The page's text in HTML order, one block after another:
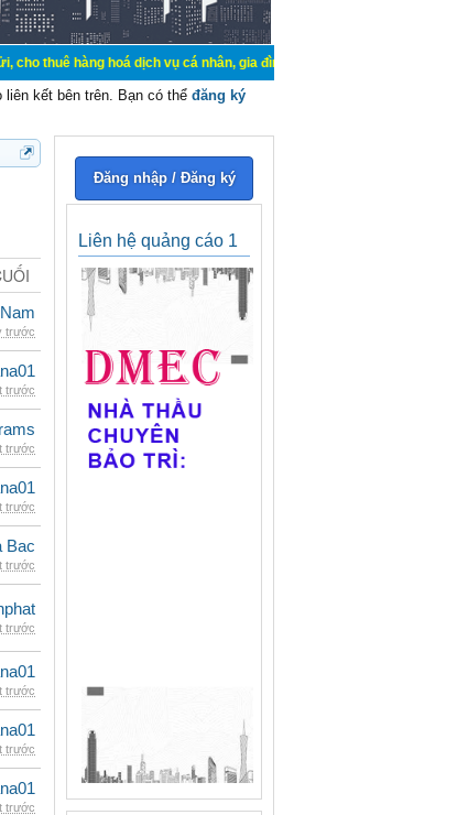
hoá dịch vụ cá nhân, gia đình. Mua bán, ký gửi, cho thuê thiết bị
liên kết bên trên. Bạn có thể đăng ký
trước
trước
trước
trước
Bac
trước
trước
trước
trước
trước
Đăng nhập / Đăng ký
Liên hệ quảng cáo 1